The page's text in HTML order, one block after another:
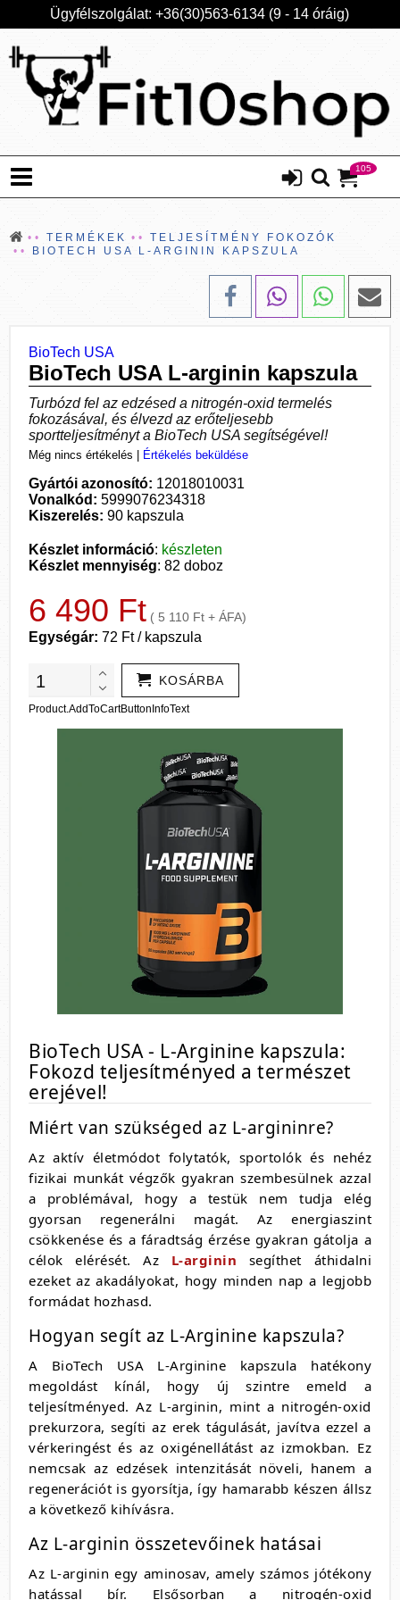
Ügyfélszolgálat: +36(30)563-6134 (9 - 14 óráig)
105
TERMÉKEK
TELJESÍTMÉNY FOKOZÓK
BIOTECH USA L-ARGININ KAPSZULA
BioTech USA
BioTech USA L-arginin kapszula
Turbózd fel az edzésed a nitrogén-oxid termelés
fokozásával, és élvezd az erőteljesebb
sportteljesítményt a BioTech USA segítségével!
Még nincs értékelés Értékelés beküldése
Gyártói azonosító: 12018010031
Vonalkód: 5999076234318
Kiszerelés: 90 kapszula
Készlet információ: készleten
Készlet mennyiség: 82 doboz
6 490 Ft ( 5 110 Ft + ÁFA)
Egységár: 72 Ft / kapszula
KOSÁRBA
Product.AddToCartButtonInfoText
BioTech USA - L-Arginine kapszula:
Fokozd teljesítményed a természet
erejével!
Miért van szükséged az L-argininre?
Az aktív életmódot folytatók, sportolók és nehéz
fizikai munkát végzők gyakran szembesülnek azzal
a problémával, hogy a testük nem tudja elég
gyorsan regenerálni magát. Az energiaszint
csökkenése és a fáradtság érzése gyakran gátolja a
célok elérését. Az L-arginin segíthet áthidalni
ezeket az akadályokat, hogy minden nap a legjobb
formádat hozhasd.
Hogyan segít az L-Arginine kapszula?
A BioTech USA L-Arginine kapszula hatékony
megoldást kínál, hogy új szintre emeld a
teljesítményed. Az L-arginin, mint a nitrogén-oxid
prekurzora, segíti az erek tágulását, javítva ezzel a
vérkeringést és az oxigénellátást az izmokban. Ez
nemcsak az edzések intenzitását növeli, hanem a
regenerációt is gyorsítja, így hamarabb készen állsz
a következő kihívásra.
Az L-arginin összetevőinek hatásai
Az L-arginin egy aminosav, amely számos jótékony
hatással bír. Elsősorban a nitrogén-oxid